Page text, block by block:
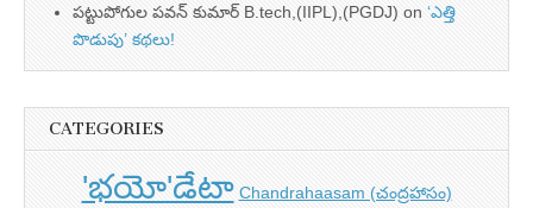
పట్టుపోగుల పవన్ కుమార్ B.tech,(IIPL),(PGDJ) on ‘ఎత్తి
పొడుపు’ కథలు!
CATEGORIES
'భయో'డేటా Chandrahaasam (చంద్రహాసం)